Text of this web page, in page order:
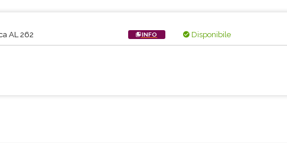
AL 262 INFO Disponibile